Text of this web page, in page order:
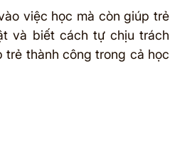
việc học mà còn giúp trẻ
và biết cách tự chịu trách
trẻ thành công trong cả học